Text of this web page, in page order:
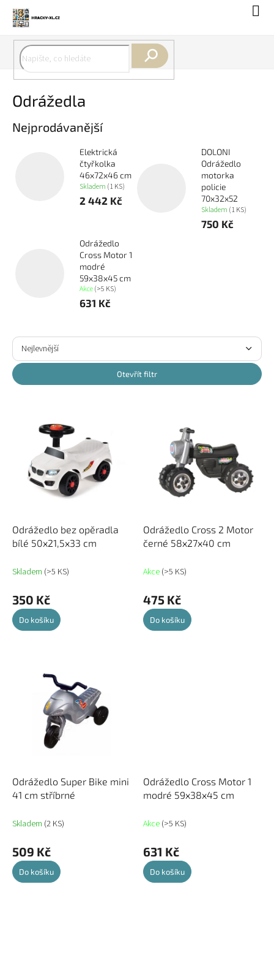
obsah
Odrážedla
Nejprodávanější
Elektrická
čtyřkolka
46x72x46 cm
Skladem (1 KS)
2 442 Kč
DOLONI
Odrážedlo
motorka
policie
70x32x52
Skladem (1 KS)
750 Kč
Odrážedlo
Cross Motor 1
modré
59x38x45 cm
Akce(>5 KS)
631 Kč
Ř
z
e
n
Nejlevnější
Otevřít filtr
u
k
t
ů
Odrážedlo bez opěradla
bílé 50x21,5x33 cm
Skladem (>5 KS)
350 Kč
Do košíku
Odrážedlo Cross 2 Motor
černé 58x27x40 cm
Akce (>5 KS)
475 Kč
Do košíku
Odrážedlo Super Bike mini
41 cm stříbrné
Skladem (2 KS)
509 Kč
Do košíku
Odrážedlo Cross Motor 1
modré 59x38x45 cm
Akce (>5 KS)
631 Kč
Do košíku